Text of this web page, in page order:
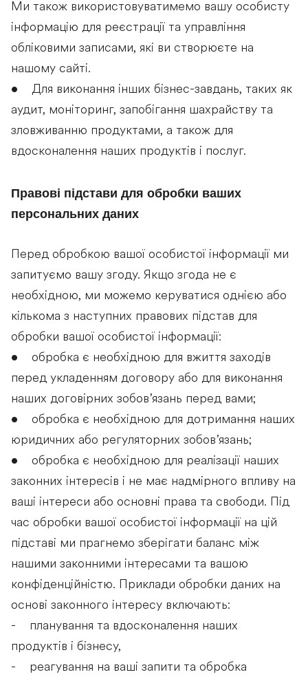
Ми також використовуватимемо вашу особисту
інформацію для реєстрації та управління
обліковими записами, які ви створюєте на
нашому сайті.
• Для виконання інших бізнес-завдань, таких як
аудит, моніторинг, запобігання шахрайству та
зловживанню продуктами, а також для
вдосконалення наших продуктів і послуг.
Правові підстави для обробки ваших
персональних даних
Перед обробкою вашої особистої інформації ми
запитуємо вашу згоду. Якщо згода не є
необхідною, ми можемо керуватися однією або
кількома з наступних правових підстав для
обробки вашої особистої інформації:
• обробка є необхідною для вжиття заходів
перед укладенням договору або для виконання
наших договірних зобов’язань перед вами;
• обробка є необхідною для дотримання наших
юридичних або регуляторних зобов’язань;
• обробка є необхідною для реалізації наших
законних інтересів і не має надмірного впливу на
ваші інтереси або основні права та свободи. Під
час обробки вашої особистої інформації на цій
підставі ми прагнемо зберігати баланс між
нашими законними інтересами та вашою
конфіденційністю. Приклади обробки даних на
основі законного інтересу включають:
- планування та вдосконалення наших
продуктів і бізнесу,
- реагування на ваші запити та обробка